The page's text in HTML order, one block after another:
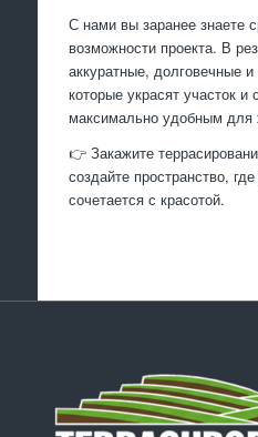
С нами вы заранее знаете
возможности проекта. В
аккуратные, долговечные
которые украсят участок и
максимально удобным для
👉 Закажите
создайте пространство,
сочетается с красотой.